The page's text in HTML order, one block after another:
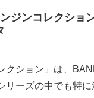
ジンコレクショ
クション」は、
リーズの中でも特